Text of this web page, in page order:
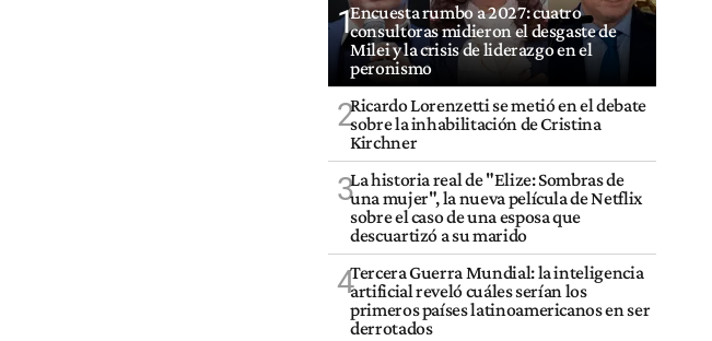
1Encuesta rumbo a 2027: cuatro
consultoras midieron el desgaste de
Milei y la crisis de liderazgo en el
peronismo
2Ricardo Lorenzetti se metió en el debate
sobre la inhabilitación de Cristina
Kirchner
3La historia real de "Elize: Sombras de
una mujer", la nueva película de Netflix
sobre el caso de una esposa que
descuartizó a su marido
4Tercera Guerra Mundial: la inteligencia
artificial reveló cuáles serían los
primeros países latinoamericanos en ser
derrotados